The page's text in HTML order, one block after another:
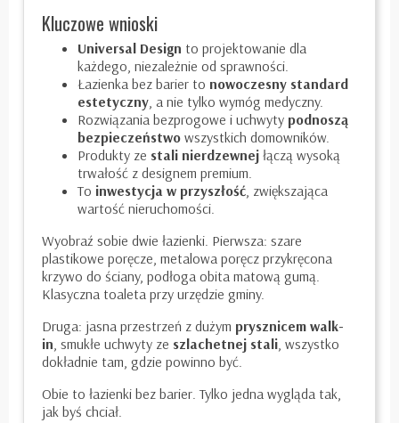
Kluczowe wnioski
Universal Design to projektowanie dla
każdego, niezależnie od sprawności.
Łazienka bez barier to nowoczesny standard
estetyczny , a nie tylko wymóg medyczny.
Rozwiązania bezprogowe i uchwyty podnoszą
bezpieczeństwo wszystkich domowników.
Produkty ze stali nierdzewnej łączą wysoką
trwałość z designem premium.
To inwestycja w przyszłość , zwiększająca
wartość nieruchomości.
Wyobraź sobie dwie łazienki. Pierwsza: szare
plastikowe poręcze, metalowa poręcz przykręcona
krzywo do ściany, podłoga obita matową gumą.
Klasyczna toaleta przy urzędzie gminy.
Druga: jasna przestrzeń z dużym prysznicem walk-
in , smukłe uchwyty ze szlachetnej stali , wszystko
dokładnie tam, gdzie powinno być.
Obie to łazienki bez barier. Tylko jedna wygląda tak,
jak byś chciał.